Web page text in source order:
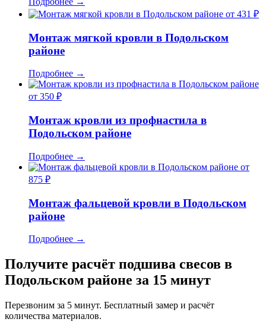
от 431 ₽
Монтаж мягкой кровли в Подольском
районе
Подробнее →
от 350 ₽
Монтаж кровли из профнастила в
Подольском районе
Подробнее →
от
875 ₽
Монтаж фальцевой кровли в Подольском
районе
Подробнее →
Получите расчёт подшива свесов в
Подольском районе за 15 минут
Перезвоним за 5 минут. Бесплатный замер и расчёт
количества материалов.